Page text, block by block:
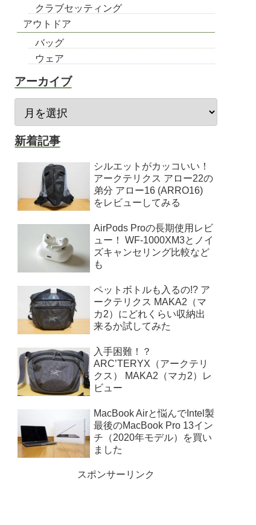
クラブセッティング
アウトドア
バッグ
ウェア
アーカイブ
新着記事
シルエットがカッコいい！
アークテリクス アロー22の
弟分 アロー16 (ARRO16)
をレビューしてみる
AirPods Proの長期使用レビ
ュー！ WF-1000XM3とノイ
ズキャンセリング比較など
も
ペットボトルも入るの!? ア
ークテリクス MAKA2（マ
カ2）にどれくらい収納出
来るか試してみた
入手困難！？
ARC’TERYX（アークテリ
クス） MAKA2（マカ2）レ
ビュー
MacBook Airと悩んでIntel製
最後のMacBook Pro 13イン
チ（2020年モデル）を買い
ました
スポンサーリンク